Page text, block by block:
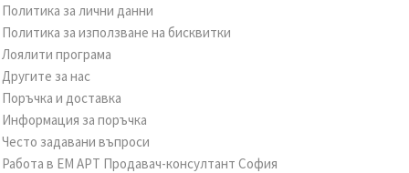
Политика за лични данни
Политика за използване на бисквитки
Лоялити програма
Другите за нас
Поръчка и доставка
Информация за поръчка
Често задавани въпроси
Работа в ЕМ АРТ Продавач-консултант София